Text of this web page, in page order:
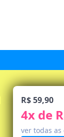
R$ 59,90
4x de
ver todas as